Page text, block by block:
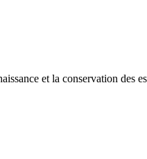
et la conservation des